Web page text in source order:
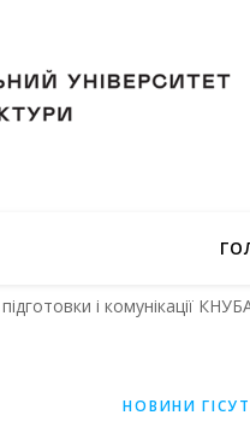
і комунікації
НОВИНИ ГІСУТ